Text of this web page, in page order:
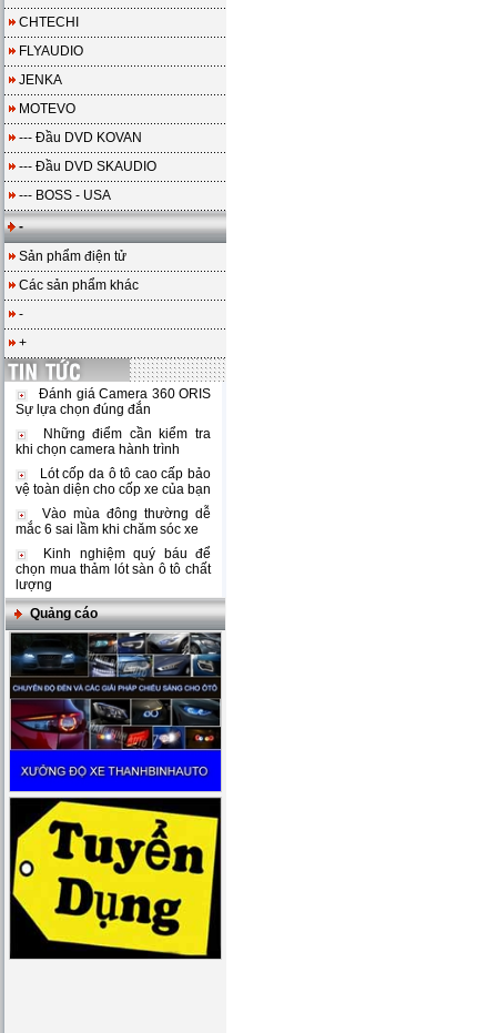
CHTECHI
FLYAUDIO
JENKA
MOTEVO
--- Đầu DVD KOVAN
--- Đầu DVD SKAUDIO
--- BOSS - USA
-
Sản phẩm điện tử
Các sản phẩm khác
-
+
Đánh giá Camera 360 ORIS
Sự lựa chọn đúng đắn
Những điểm cần kiểm tra
khi chọn camera hành trình
Lót cốp da ô tô cao cấp bảo
vệ toàn diện cho cốp xe của bạn
Vào mùa đông thường dễ
mắc 6 sai lầm khi chăm sóc xe
Kinh nghiệm quý báu để
chọn mua thảm lót sàn ô tô chất
lượng
Quảng cáo